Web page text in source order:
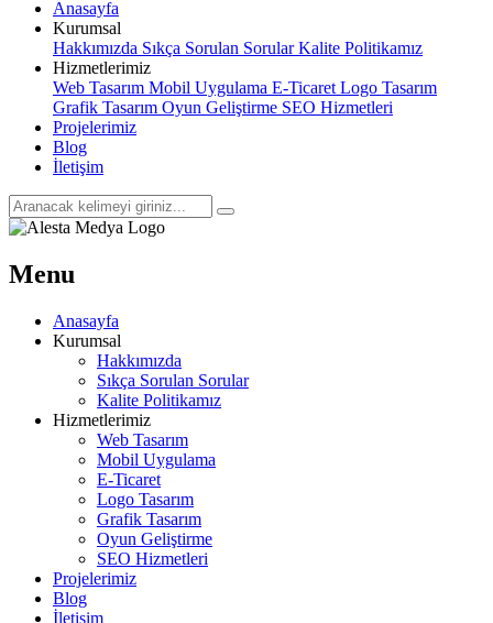
Anasayfa
Kurumsal
Hakkımızda Sıkça Sorulan SorularKalite Politikamız
Hizmetlerimiz
Web Tasarım Mobil Uygulama E-Ticaret Logo Tasarım
Grafik Tasarım Oyun Geliştirme SEO Hizmetleri
Projelerimiz
Blog
İletişim
Menu
Anasayfa
Kurumsal
Hakkımızda
Sıkça Sorulan Sorular
Kalite Politikamız
Hizmetlerimiz
Web Tasarım
Mobil Uygulama
E-Ticaret
Logo Tasarım
Grafik Tasarım
Oyun Geliştirme
SEO Hizmetleri
Projelerimiz
Blog
İletişim